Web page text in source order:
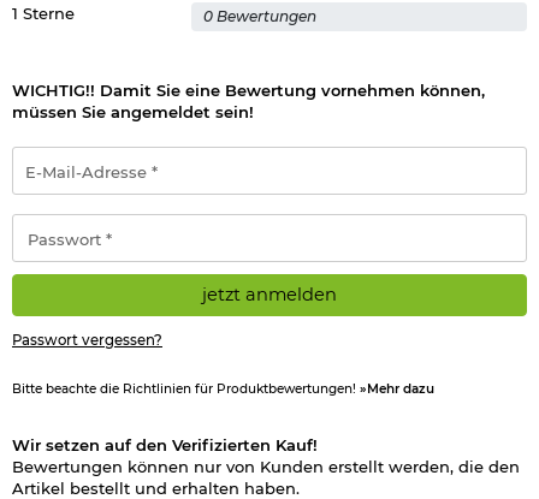
1 Sterne 0 Bewertungen
WICHTIG!! Damit Sie eine Bewertung vornehmen können,
müssen Sie angemeldet sein!
Mail-
Adresse
*
jetzt anmelden
Passwort vergessen?
Bitte beachte die Richtlinien für Produktbewertungen! »Mehr dazu
Wir setzen auf den Verifizierten Kauf!
Bewertungen können nur von Kunden erstellt werden, die den
Artikel bestellt und erhalten haben.